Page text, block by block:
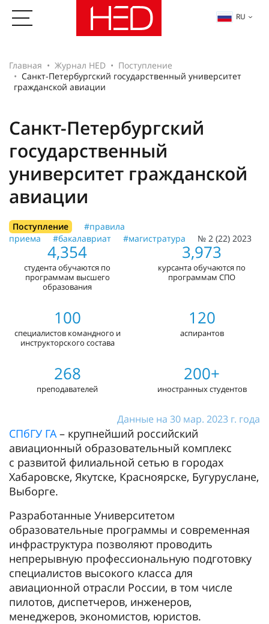
RU
Главная Журнал HED
Поступление
Санкт-Петербургский государственный университет
гражданской авиации
Санкт-Петербургский
государственный
университет гражданской
авиации
Поступление
#правила
приема
#бакалавриат #магистратура № 2 (22) 2023
4,354
студента обучаются по
программам высшего
образования
3,973
курсанта обучаются по
программам СПО
100
специалистов командного и
инструкторского состава
120
аспирантов
268
преподавателей
200+
иностранных студентов
Данные на 30 мар. 2023 г. года
СПбГУ ГА– крупнейший российский
авиационный образовательный комплекс
с развитой филиальной сетью в городах
Хабаровске, Якутске, Красноярске, Бугуруслане,
Выборге.
Разработанные Университетом
образовательные программы и современная
инфраструктура позволяют проводить
непрерывную профессиональную подготовку
специалистов высокого класса для
авиационной отрасли России, в том числе
пилотов, диспетчеров, инженеров,
менеджеров, экономистов, юристов.